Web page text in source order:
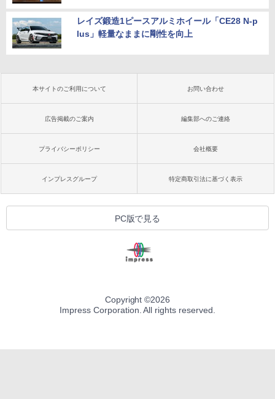
レイズ鍛造1ピースアルミホイール「CE28 N-p
lus」軽量なままに剛性を向上
本サイトのご利用について お問い合わせ
広告掲載のご案内 編集部へのご連絡
プライバシーポリシー 会社概要
インプレスグループ 特定商取引法に基づく表示
PC版で見る
Copyright ©2026
Impress Corporation. All rights reserved.